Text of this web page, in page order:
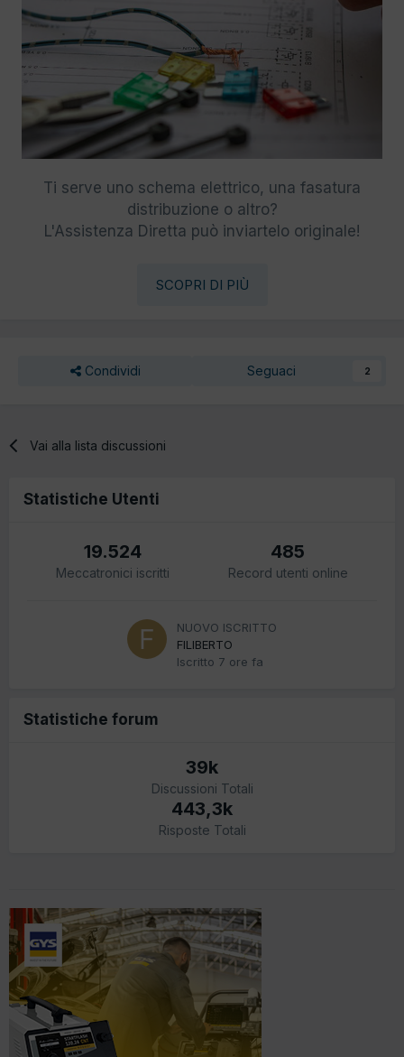
Ti serve uno schema elettrico, una fasatura
distribuzione o altro?
L'Assistenza Diretta può inviartelo originale!
SCOPRI DI PIÙ
Condividi Seguaci 2
Vai alla lista discussioni
Statistiche Utenti
19.524
Meccatronici iscritti
485
Record utenti online
NUOVO ISCRITTO
FILIBERTO
Iscritto 7 ore fa
Statistiche forum
39k
Discussioni Totali
443,3k
Risposte Totali